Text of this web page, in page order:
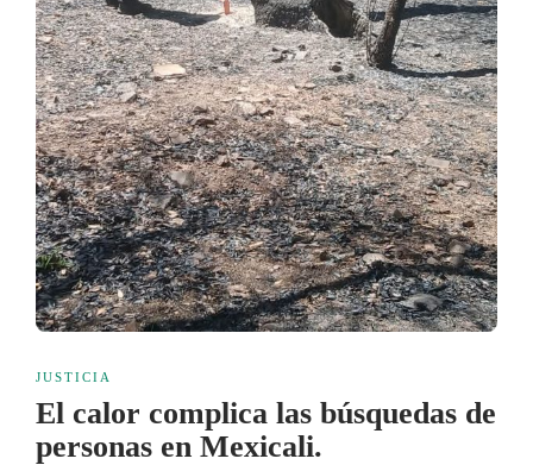
JUSTICIA
El calor complica las búsquedas de
personas en Mexicali.